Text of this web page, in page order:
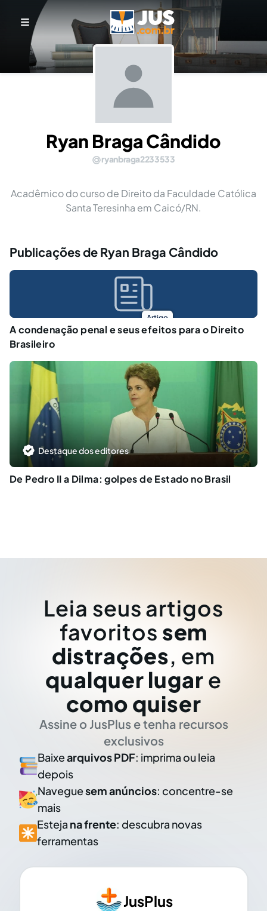
Ryan Braga Cândido
ryanbraga2233533
Acadêmico do curso de Direito da Faculdade Católica
Santa Teresinha em Caicó/RN.
Publicações de Ryan Braga Cândido
Artigo
A condenação penal e seus efeitos para o Direito
Brasileiro
Destaque dos editores
De Pedro II a Dilma: golpes de Estado no Brasil
Leia seus artigos
favoritos sem
distrações, em
qualquer lugar e
como quiser
Assine o JusPlus e tenha recursos
exclusivos
Baixearquivos PDF: imprima ou leia
depois
Naveguesem anúncios: concentre-se
mais
Esteja na frente: descubra novas
ferramentas
JusPlus